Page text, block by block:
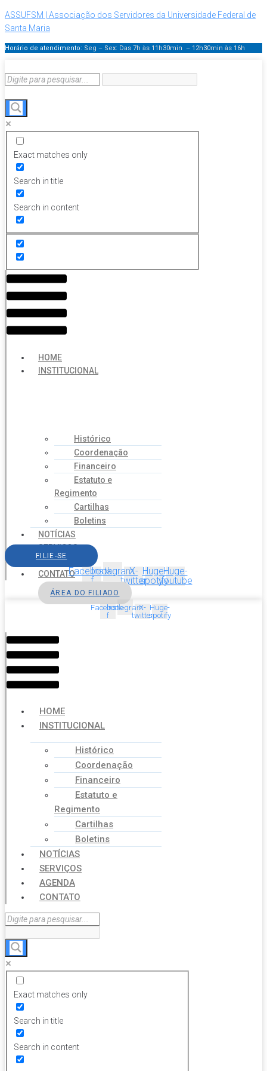
ASSUFSM | Associação dos Servidores da Universidade Federal de
Santa Maria
Horário de atendimento: Seg – Sex: Das 7h às 11h30min – 12h30min às 16h
Exact matches only
Search in title
Search in content
Menu
HOME
INSTITUCIONAL
Histórico
Coordenação
Financeiro
Estatuto e
Regimento
Cartilhas
Boletins
NOTÍCIAS
SERVIÇOS
AGENDA
CONTATO
FILIE-SE
Facebook-
f
InstagramX-
twitter
Huge-
spotify
Huge-
youtube
ÁREA DO FILIADO
Facebook-
f
InstagramX-
twitter
Huge-
spotify
Menu
HOME
INSTITUCIONAL
Histórico
Coordenação
Financeiro
Estatuto e
Regimento
Cartilhas
Boletins
NOTÍCIAS
SERVIÇOS
AGENDA
CONTATO
Exact matches only
Search in title
Search in content